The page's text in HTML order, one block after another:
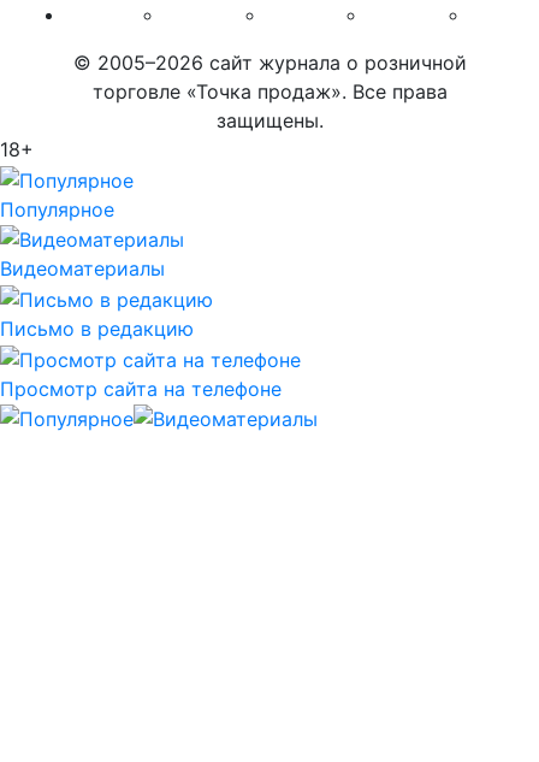
© 2005–2026 сайт журнала о розничной
торговле «Точка продаж». Все права
защищены.
18+
Популярное
Видеоматериалы
Письмо в редакцию
Просмотр сайта на телефоне